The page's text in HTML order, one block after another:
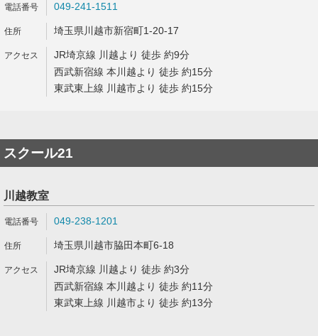
049-241-1511
埼玉県川越市新宿町1-20-17
JR埼京線 川越より 徒歩 約9分
西武新宿線 本川越より 徒歩 約15分
東武東上線 川越市より 徒歩 約15分
スクール21
川越教室
049-238-1201
埼玉県川越市脇田本町6-18
JR埼京線 川越より 徒歩 約3分
西武新宿線 本川越より 徒歩 約11分
東武東上線 川越市より 徒歩 約13分